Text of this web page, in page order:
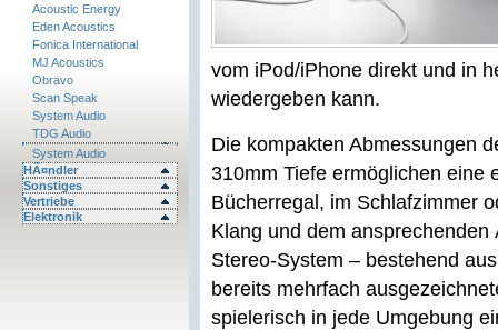
Acoustic Energy
Eden Acoustics
Fonica International
MJ Acoustics
Obravo
Scan Speak
System Audio
TDG Audio
System Audio
HÃ¤ndler
Sonstiges
Vertriebe
Elektronik
vom iPod/iPhone direkt und in
wiedergeben kann.
Die kompakten Abmessungen
310mm Tiefe ermöglichen eine
Bücherregal, im Schlafzimmer
Klang und dem
Stereo-System – bestehend
bereits mehrfach
spielerisch in jede Umgebung